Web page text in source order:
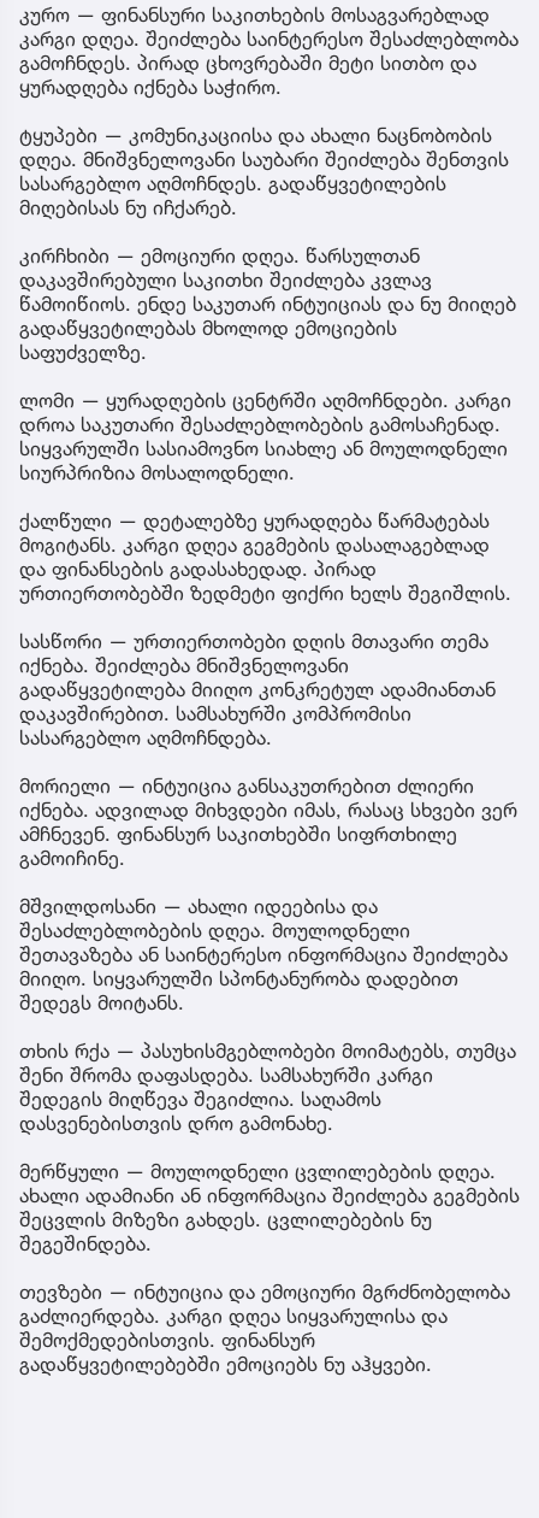
კურო — ფინანსური საკითხების მოსაგვარებლად
კარგი დღეა. შეიძლება საინტერესო შესაძლებლობა
გამოჩნდეს. პირად ცხოვრებაში მეტი სითბო და
ყურადღება იქნება საჭირო.
ტყუპები — კომუნიკაციისა და ახალი ნაცნობობის
დღეა. მნიშვნელოვანი საუბარი შეიძლება შენთვის
სასარგებლო აღმოჩნდეს. გადაწყვეტილების
მიღებისას ნუ იჩქარებ.
კირჩხიბი — ემოციური დღეა. წარსულთან
დაკავშირებული საკითხი შეიძლება კვლავ
წამოიწიოს. ენდე საკუთარ ინტუიციას და ნუ მიიღებ
გადაწყვეტილებას მხოლოდ ემოციების
საფუძველზე.
ლომი — ყურადღების ცენტრში აღმოჩნდები. კარგი
დროა საკუთარი შესაძლებლობების გამოსაჩენად.
სიყვარულში სასიამოვნო სიახლე ან მოულოდნელი
სიურპრიზია მოსალოდნელი.
ქალწული — დეტალებზე ყურადღება წარმატებას
მოგიტანს. კარგი დღეა გეგმების დასალაგებლად
და ფინანსების გადასახედად. პირად
ურთიერთობებში ზედმეტი ფიქრი ხელს შეგიშლის.
სასწორი — ურთიერთობები დღის მთავარი თემა
იქნება. შეიძლება მნიშვნელოვანი
გადაწყვეტილება მიიღო კონკრეტულ ადამიანთან
დაკავშირებით. სამსახურში კომპრომისი
სასარგებლო აღმოჩნდება.
მორიელი — ინტუიცია განსაკუთრებით ძლიერი
იქნება. ადვილად მიხვდები იმას, რასაც სხვები ვერ
ამჩნევენ. ფინანსურ საკითხებში სიფრთხილე
გამოიჩინე.
მშვილდოსანი — ახალი იდეებისა და
შესაძლებლობების დღეა. მოულოდნელი
შეთავაზება ან საინტერესო ინფორმაცია შეიძლება
მიიღო. სიყვარულში სპონტანურობა დადებით
შედეგს მოიტანს.
თხის რქა — პასუხისმგებლობები მოიმატებს, თუმცა
შენი შრომა დაფასდება. სამსახურში კარგი
შედეგის მიღწევა შეგიძლია. საღამოს
დასვენებისთვის დრო გამონახე.
მერწყული — მოულოდნელი ცვლილებების დღეა.
ახალი ადამიანი ან ინფორმაცია შეიძლება გეგმების
შეცვლის მიზეზი გახდეს. ცვლილებების ნუ
შეგეშინდება.
თევზები — ინტუიცია და ემოციური მგრძნობელობა
გაძლიერდება. კარგი დღეა სიყვარულისა და
შემოქმედებისთვის. ფინანსურ
გადაწყვეტილებებში ემოციებს ნუ აჰყვები.